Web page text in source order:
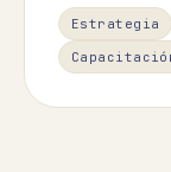
Estrategia